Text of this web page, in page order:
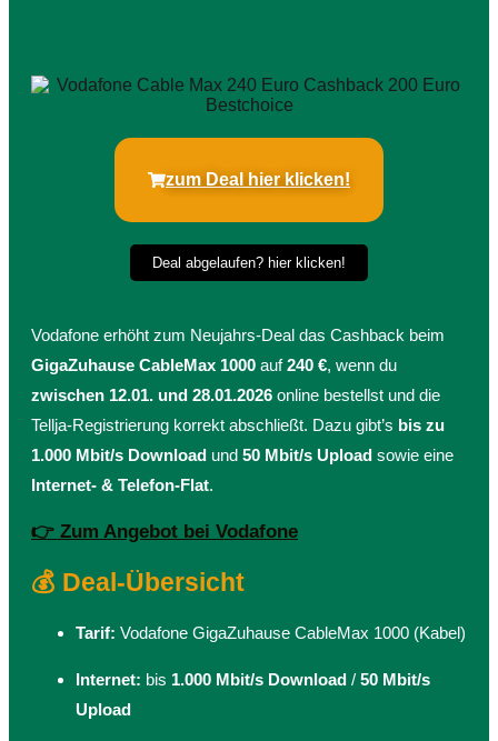
zum Deal hier klicken!
Deal abgelaufen? hier klicken!
Vodafone erhöht zum Neujahrs-Deal das Cashback beim
GigaZuhause CableMax 1000 auf240 €, wenn du
zwischen 12.01. und 28.01.2026 online bestellst und die
Tellja-Registrierung korrekt abschließt. Dazu gibt’s bis zu
1.000 Mbit/s Download und 50 Mbit/s Upload sowie eine
Internet- & Telefon-Flat.
👉 Zum Angebot bei Vodafone
💰 Deal-Übersicht
Tarif: Vodafone GigaZuhause CableMax 1000 (Kabel)
Internet: bis 1.000 Mbit/s Download / 50 Mbit/s
Upload